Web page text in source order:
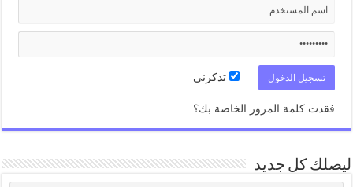
تذكرنى
فقدت كلمة المرور الخاصة بك؟
ليصلك كل جديد